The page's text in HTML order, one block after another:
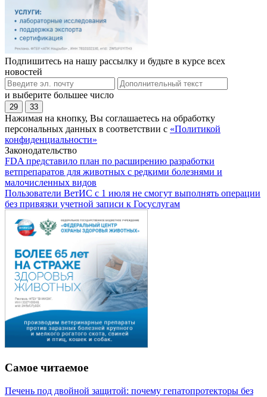
Подпишитесь на нашу рассылку и будьте в курсе всех
новостей
и выберите большее число
29 33
Нажимая на кнопку, Вы соглашаетесь на обработку
персональных данных в соответствии с «Политикой
конфиденциальности»
Законодательство
FDA представило план по расширению разработки
ветпрепаратов для животных с редкими болезнями и
малочисленных видов
Пользователи ВетИС с 1 июля не смогут выполнять операции
без привязки учетной записи к Госуслугам
Самое читаемое
Печень под двойной защитой: почему гепатопротекторы без